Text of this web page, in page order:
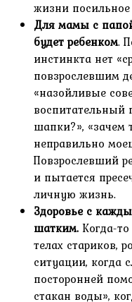
жизни посильное
Для мамы с
будет ребенком.
инстинкта нет
повзрослевшим
«назойливые
воспитательный
шапки?», «зачем
неправильно
Повзрослевший
и пытается
личную жизнь.
Здоровье с
шатким. Когда-
телах стариков,
ситуации, когда
посторонней
стакан воды»,